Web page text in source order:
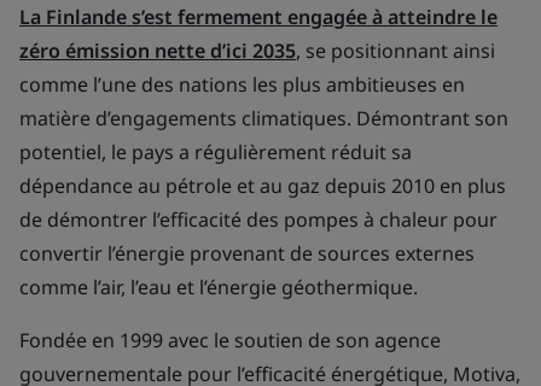
La Finlande s’est fermement engagée à atteindre le
zéro émission nette d’ici 2035, se positionnant ainsi
comme l’une des nations les plus ambitieuses en
matière d’engagements climatiques. Démontrant son
potentiel, le pays a régulièrement réduit sa
dépendance au pétrole et au gaz depuis 2010 en plus
de démontrer l’efficacité des pompes à chaleur pour
convertir l’énergie provenant de sources externes
comme l’air, l’eau et l’énergie géothermique.
Fondée en 1999 avec le soutien de son agence
gouvernementale pour l’efficacité énergétique, Motiva,